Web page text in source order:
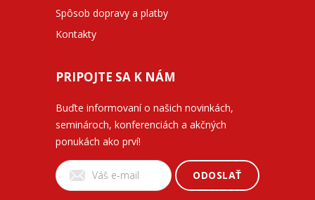
Spôsob dopravy a platby
Kontakty
PRIPOJTE SA K NÁM
Buďte informovaní o našich novinkách,
seminároch, konferenciách a akčných
ponukách ako prví!
ODOSLAŤ